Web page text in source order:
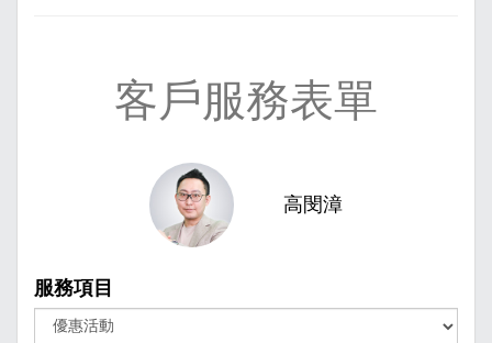
客戶服務表單
高閔漳
服務項目